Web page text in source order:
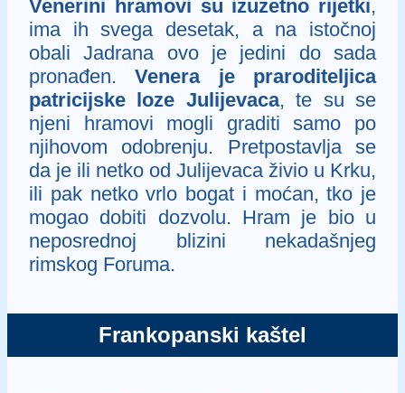
Venerini hramovi su izuzetno rijetki,
ima ih svega desetak, a na istočnoj
obali Jadrana ovo je jedini do sada
pronađen.Venera je praroditeljica
patricijske loze Julijevaca, te su se
njeni hramovi mogli graditi samo po
njihovom odobrenju. Pretpostavlja se
da je ili netko od Julijevaca živio u Krku,
ili pak netko vrlo bogat i moćan, tko je
mogao dobiti dozvolu. Hram je bio u
neposrednoj blizini nekadašnjeg
rimskog Foruma.
Frankopanski kaštel